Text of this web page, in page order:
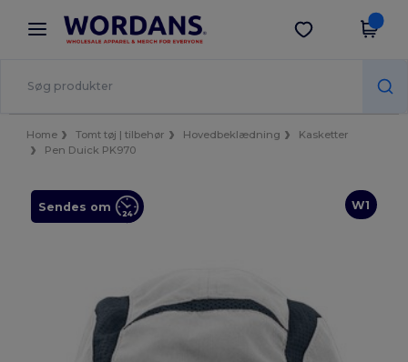
× Wordans-app
Bedre priser i appen!
Hent app
Home Tomt tøj | tilbehør Hovedbeklædning
Kasketter
Pen Duick PK970
W1
Sendes om